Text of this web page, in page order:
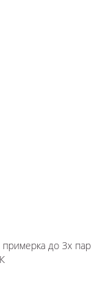
до 3х пар